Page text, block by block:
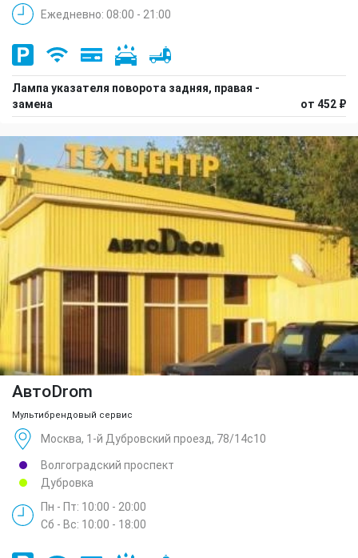
Ежедневно: 08:00 - 21:00
Лампа указателя поворота задняя, правая -
замена
от 452 ₽
АвтоDrom
Мультибрендовый сервис
Москва, 1-й Дубровский проезд, 78/14с10
Волгоградский проспект
Дубровка
Пн - Пт: 10:00 - 20:00
Сб - Вс: 10:00 - 18:00